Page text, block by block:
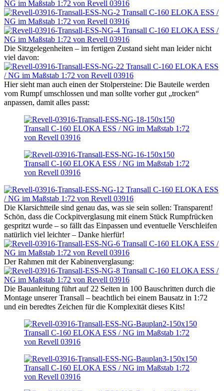
Die Sitzgelegenheiten – im fertigen Zustand sieht man leider nicht
viel davon:
Hier sieht man auch einen der Stolpersteine: Die Bauteile werden
vom Rumpf umschlossen und man sollte vorher gut „trocken“
anpassen, damit alles passt:
Die Klarsichtteile sind genau das, was sie sein sollen: Transparent!
Schön, dass die Cockpitverglasung mit einem Stück Rumpfrücken
gespritzt wurde – so fällt das Einpassen und eventuelle Verschleifen
natürlich viel leichter – Danke hierfür!
Der Rahmen mit der Kabinenverglasung:
Die Bauanleitung führt auf 22 Seiten in 100 Bauschritten durch die
Montage unserer Transall – beachtlich bei einem Bausatz in 1:72
und ein beredtes Zeichen für die Komplexität dieses Kits!